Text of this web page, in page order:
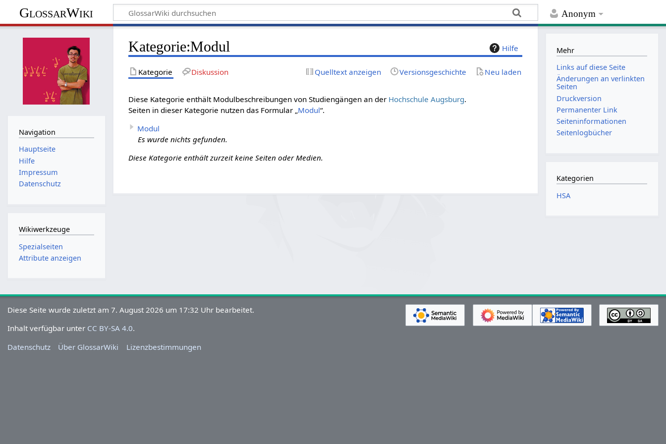
Anonym
GlossarWiki
Hilfe
Kategorie:Modul
Kategorie Diskussion Quelltext anzeigen Versionsgeschichte Neu laden
Diese Kategorie enthält Modulbeschreibungen von Studiengängen an der Hochschule Augsburg.
Seiten in dieser Kategorie nutzen das Formular „ Modul“.
Modul
Es wurde nichts gefunden.
Diese Kategorie enthält zurzeit keine Seiten oder Medien.
Navigation
Hauptseite
Hilfe
Impressum
Datenschutz
Wikiwerkzeuge
Spezialseiten
Attribute anzeigen
Mehr
Links auf diese Seite
Änderungen an verlinkten
Seiten
Druckversion
Permanenter Link
Seiten­­informationen
Seitenlogbücher
Kategorien
HSA
Diese Seite wurde zuletzt am 7. August 2026 um 17:32 Uhr bearbeitet.
Inhalt verfügbar unter CC BY-SA 4.0.
Datenschutz
Über GlossarWiki Lizenzbestimmungen